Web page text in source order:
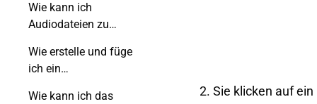
hinzu?
Wie kann ich
Audiodateien zu
hinzufügen?
Wie erstelle und füge
ich ein
Wie kann ich das
2. Sie klicken auf